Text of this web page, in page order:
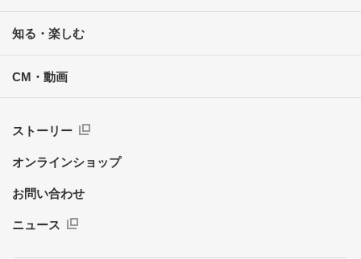
知る・楽しむ
CM・動画
ストーリー
オンラインショップ
お問い合わせ
ニュース